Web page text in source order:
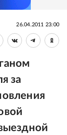
26.04.2011 23:00
за